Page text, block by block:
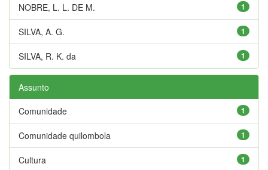
1
NOBRE, L. L. DE M.
1
SILVA, A. G.
1
SILVA, R. K. da
Assunto
1
Comunidade
1
Comunidade quilombola
1
Cultura